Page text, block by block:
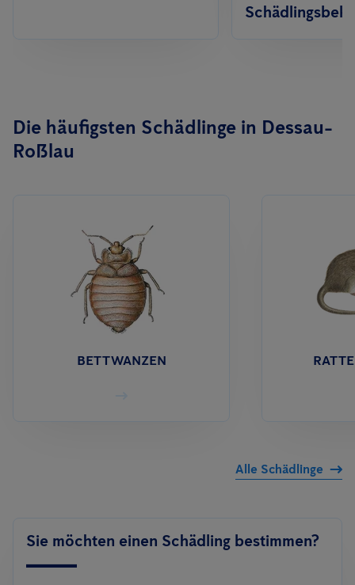
Die häufigsten Schädlinge in Dessau-
Roßlau
BETTWANZEN
Alle Schädlinge
Sie möchten einen Schädling bestimmen?